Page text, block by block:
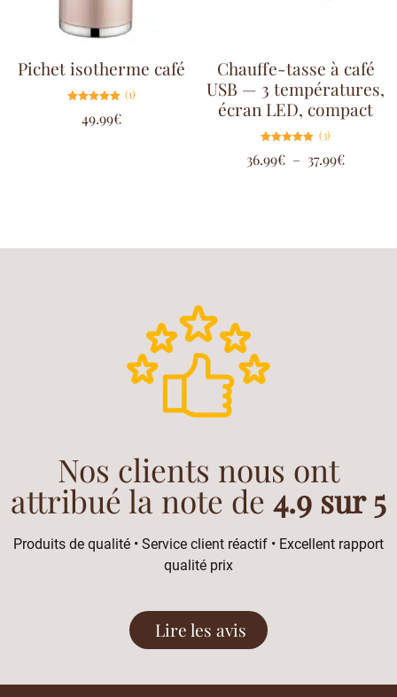
Pichet isotherme café
5.00
sur 5
(1)
49.99€
Chauffe-tasse à café
USB — 3 températures,
écran LED, compact
5.00
sur 5
(3)
36.99€ – 37.99€
Nos clients nous ont
attribué la note de 4.9 sur 5
Produits de qualité • Service client réactif • Excellent rapport
qualité prix
Lire les avis